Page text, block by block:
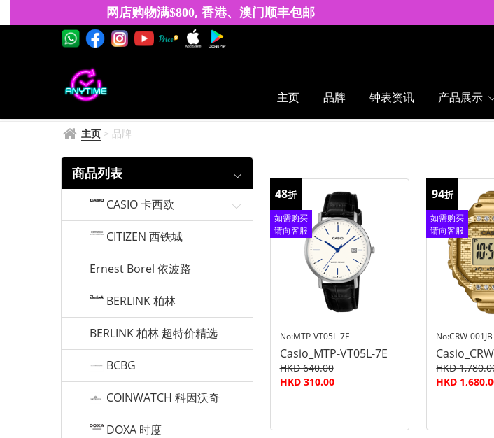
General
网店购物满$800, 香港、澳门顺丰包邮
主页 品牌 钟表资讯 产品展示
主页 > 品牌
商品列表
CASIO 卡西欧
CITIZEN 西铁城
Ernest Borel 依波路
BERLINK 柏林
BERLINK 柏林 超特价精选
BCBG
COINWATCH 科因沃奇
DOXA 时度
48折
如需购买
请向客服
No:MTP-VT05L-7E
Casio_MTP-VT05L-7E
HKD 640.00
HKD 310.00
94折
如需购买
请向客服
查询
No:CRW-
HKD
HKD